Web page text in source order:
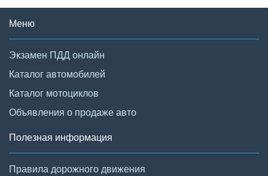
Меню
Экзамен ПДД онлайн
Каталог автомобилей
Каталог мотоциклов
Объявления о продаже авто
Полезная информация
Правила дорожного движения